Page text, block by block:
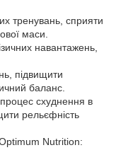
тренувань, сприяти
маси.
навантажень,
підвищити
баланс.
схуднення в
рельєфність
Nutrition: